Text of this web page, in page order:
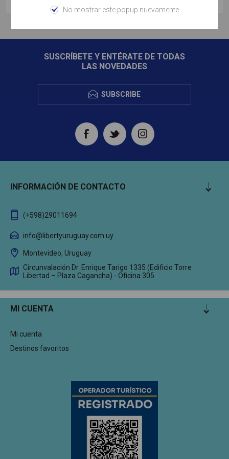
SUSCRÍBETE Y ENTÉRATE DE TODAS
LAS NOVEDADES
SUBSCRIBE
INFORMACIÓN DE CONTACTO
(+598)29011694
info@libertyuruguay.com.uy
Montevideo, Uruguay
Circunvalación Dr. Enrique Tarigo 1335 (Edificio Torre
Libertad – Plaza Cagancha) - Oficina 305
MI CUENTA
Mi cuenta
Destinos favoritos
No mostrar este popup nuevamente